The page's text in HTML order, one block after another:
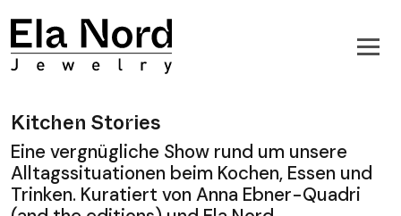
Kitchen Stories
Eine vergnügliche Show rund um unsere
Alltagssituationen beim Kochen, Essen und
Trinken. Kuratiert von Anna Ebner-Quadri